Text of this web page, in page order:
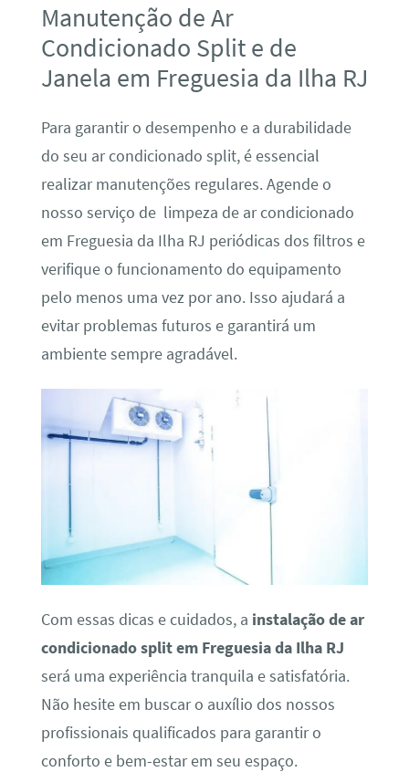
Manutenção de Ar
Condicionado Split e de
Janela em Freguesia da Ilha RJ
Para garantir o desempenho e a durabilidade
do seu ar condicionado split, é essencial
realizar manutenções regulares. Agende o
nosso serviço de limpeza de ar condicionado
em Freguesia da Ilha RJ periódicas dos filtros e
verifique o funcionamento do equipamento
pelo menos uma vez por ano. Isso ajudará a
evitar problemas futuros e garantirá um
ambiente sempre agradável.
Com essas dicas e cuidados, a instalação de ar
condicionado split em Freguesia da Ilha RJ
será uma experiência tranquila e satisfatória.
Não hesite em buscar o auxílio dos nossos
profissionais qualificados para garantir o
conforto e bem-estar em seu espaço.